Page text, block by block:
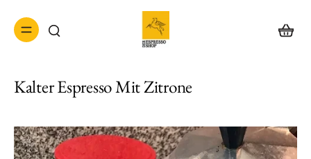
Kalter Espresso Mit Zitrone